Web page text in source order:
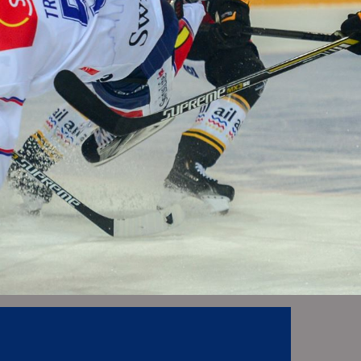
Academy
U12
FAN SHOP